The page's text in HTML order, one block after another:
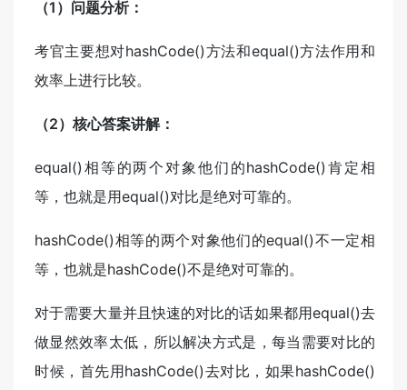
（1）问题分析：
考官主要想对hashCode()方法和equal()方法作用和
效率上进行比较。
（2）核心答案讲解：
equal()相等的两个对象他们的hashCode()肯定相
等，也就是用equal()对比是绝对可靠的。
hashCode()相等的两个对象他们的equal()不一定相
等，也就是hashCode()不是绝对可靠的。
对于需要大量并且快速的对比的话如果都用equal()去
做显然效率太低，所以解决方式是，每当需要对比的
时候，首先用hashCode()去对比，如果hashCode()